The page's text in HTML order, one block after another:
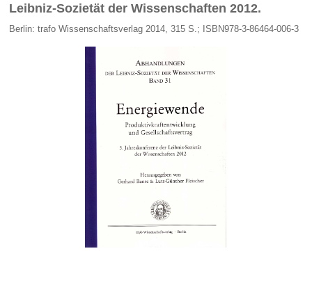
Leibniz-Sozietät der Wissenschaften 2012.
Berlin: trafo Wissenschaftsverlag 2014, 315 S.; ISBN978-3-86464-006-3